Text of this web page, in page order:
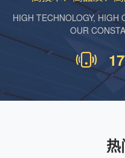
HIGH TECHNOLOGY, HIGH
OUR